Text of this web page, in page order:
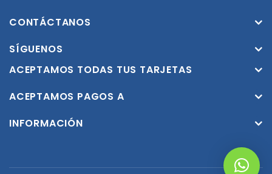
CONTÁCTANOS
SÍGUENOS
ACEPTAMOS TODAS TUS TARJETAS
ACEPTAMOS PAGOS A
INFORMACIÓN